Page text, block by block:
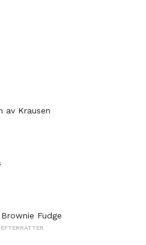
av Krausen
Fudge